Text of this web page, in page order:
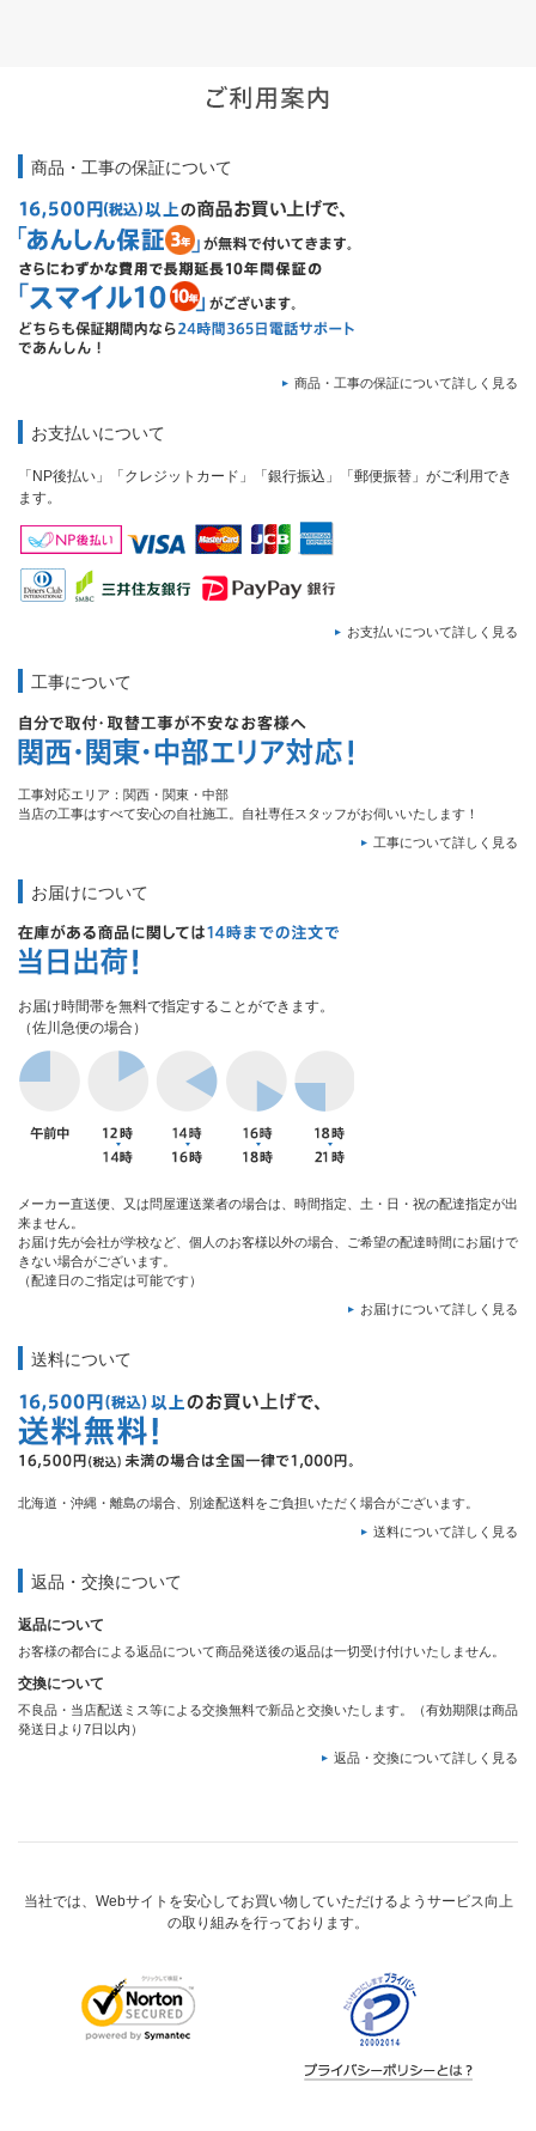
商品・工事の保証について
商品・工事の保証について詳しく見る
お支払いについて
「NP後払い」「クレジットカード」「銀行振込」「郵便振替」がご利用でき
ます。
お支払いについて詳しく見る
工事について
工事対応エリア：関西・関東・中部
当店の工事はすべて安心の自社施工。自社専任スタッフがお伺いいたします！
工事について詳しく見る
お届けについて
お届け時間帯を無料で指定することができます。
（佐川急便の場合）
メーカー直送便、又は問屋運送業者の場合は、時間指定、土・日・祝の配達指定が出
来ません。
お届け先が会社が学校など、個人のお客様以外の場合、ご希望の配達時間にお届けで
きない場合がございます。
（配達日のご指定は可能です）
お届けについて詳しく見る
送料について
北海道・沖縄・離島の場合、別途配送料をご負担いただく場合がございます。
送料について詳しく見る
返品・交換について
返品について
お客様の都合による返品について商品発送後の返品は一切受け付けいたしません。
交換について
不良品・当店配送ミス等による交換無料で新品と交換いたします。（有効期限は商品
発送日より7日以内）
返品・交換について詳しく見る
当社では、Webサイトを安心してお買い物していただけるようサービス向上
の取り組みを行っております。